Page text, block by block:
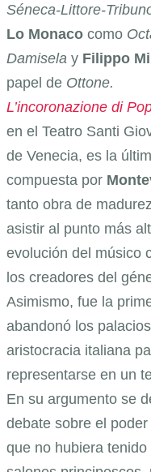
Séneca-Littore-
Lo Monaco como
Damisela y Filippo
papel de Ottone.
L’incoronazione di
en el Teatro Santi
de Venecia, es la
compuesta por
tanto obra de
asistir al punto más
evolución del músico
los creadores del
Asimismo, fue la
abandonó los
aristocracia italiana
representarse en un
En su argumento se
debate sobre el
que no hubiera